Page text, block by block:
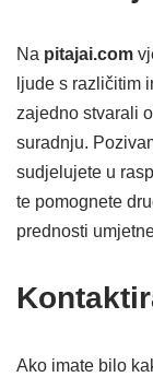
Na pitajai.com
ljude s različitim
zajedno stvarali
suradnju.
sudjelujete u
te pomognete
prednosti
Ako imate bilo